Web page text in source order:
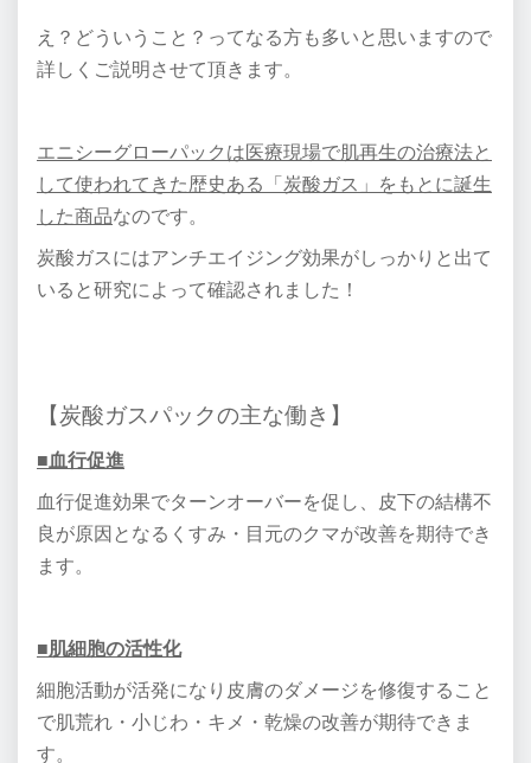
え？どういうこと？ってなる方も多いと思いますので
詳しくご説明させて頂きます。
エニシーグローパックは医療現場で肌再生の治療法と
して使われてきた歴史ある「炭酸ガス」をもとに誕生
した商品なのです。
炭酸ガスにはアンチエイジング効果がしっかりと出て
いると研究によって確認されました！
【炭酸ガスパックの主な働き】
■血行促進
血行促進効果でターンオーバーを促し、皮下の結構不
良が原因となるくすみ・目元のクマが改善を期待でき
ます。
■肌細胞の活性化
細胞活動が活発になり皮膚のダメージを修復すること
で肌荒れ・小じわ・キメ・乾燥の改善が期待できま
す。